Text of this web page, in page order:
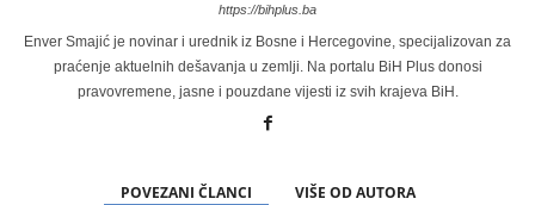
https://bihplus.ba
Enver Smajić je novinar i urednik iz Bosne i Hercegovine, specijalizovan za
praćenje aktuelnih dešavanja u zemlji. Na portalu BiH Plus donosi
pravovremene, jasne i pouzdane vijesti iz svih krajeva BiH.
POVEZANI ČLANCI VIŠE OD AUTORA